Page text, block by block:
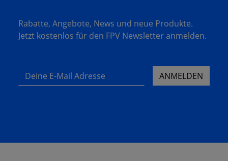
Rabatte, Angebote, News und neue Produkte.
Jetzt kostenlos für den FPV Newsletter anmelden.
Deine E-Mail Adresse ANMELDEN